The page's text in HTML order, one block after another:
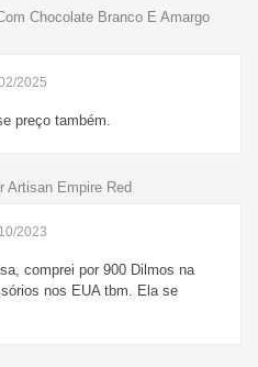
Chocolate Branco E Amargo
2025
preço também.
Artisan Empire Red
2023
comprei por 900 Dilmos na
nos EUA tbm. Ela se